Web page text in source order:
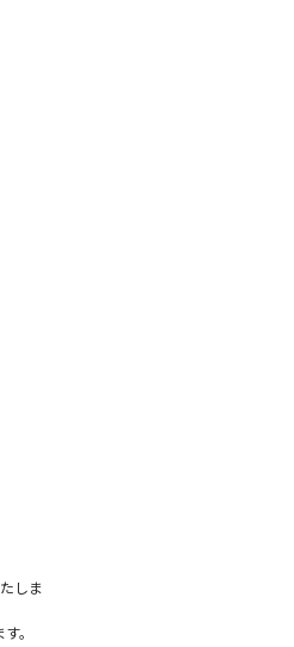
しま
。